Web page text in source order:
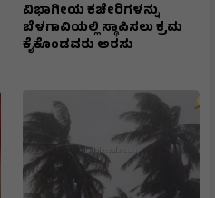
ವಿಭಾಗೀಯ ಕಚೇರಿಗಳನ್ನು
ಬೆಳಗಾವಿಯಲ್ಲಿ ಸ್ಥಾಪಿಸಲು ಕ್ರಮ
ಕೈಕೊಂಡವರು ಅರಸು